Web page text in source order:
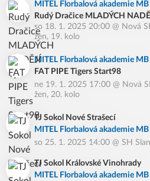
MITEL Florbalová akademie MB
Rudý Dračice MLADÝCH
so 18. 1. 2025 20:00 @ Nová
žen, 19. kolo
MITEL Florbalová akademie MB
FAT PIPE Tigers Start98
ne 19. 1. 2025 17:00 @ Nová
žen, 20. kolo
TJ Sokol Nové Strašecí
MITEL Florbalová akademie MB
so 25. 1. 2025 14:00 @ SH
TJ Sokol Královské Vinohrady
MITEL Florbalová akademie MB